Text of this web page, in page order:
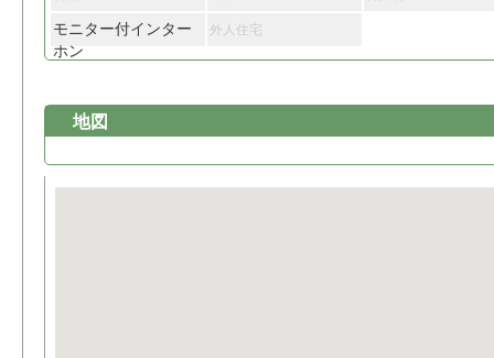
モニター付インター
ホン
外人住宅
地図